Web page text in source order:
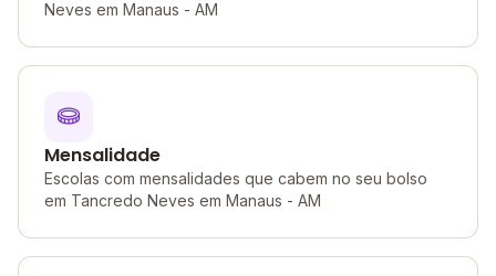
Neves em Manaus - AM
Mensalidade
Escolas com mensalidades que cabem no seu bolso
em Tancredo Neves em Manaus - AM